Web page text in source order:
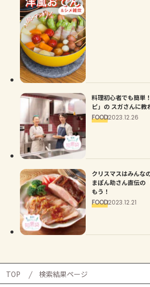
料理初心者でも簡単
ピ」の スガさんに教
FOOD2023.12.26
クリスマスはみんな
まぽん助さん直伝の
もう！
FOOD2023.12.21
TOP 検索結果ページ